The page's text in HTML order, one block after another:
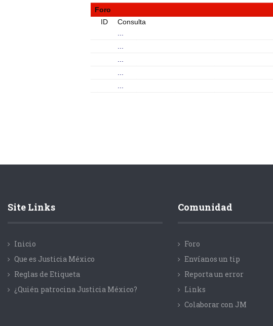
Foro
ID
Consulta
Site Links
Inicio
Que es Justicia México
Reglas de Etiqueta
¿Quién patrocina Justicia México?
Comunidad
Foro
Envíanos un tip
Reporta un error
Links
Colaborar con JM